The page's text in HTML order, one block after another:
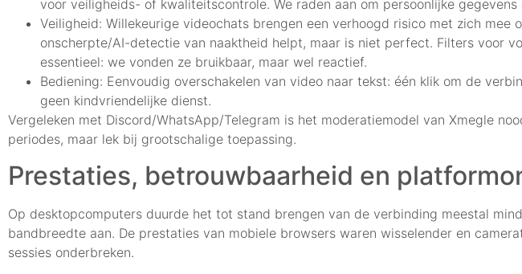
voor veiligheids- of kwaliteitscontrole. We raden aan om persoonlijke
Veiligheid: Willekeurige videochats brengen een verhoogd risico met zich
onscherpte/AI-detectie van naaktheid helpt, maar is niet perfect. Filters voor
essentieel: we vonden ze bruikbaar, maar wel reactief.
Bediening: Eenvoudig overschakelen van video naar tekst: één klik om de
geen kindvriendelijke dienst.
Vergeleken met Discord/WhatsApp/Telegram is het moderatiemodel van Xmegle
periodes, maar lek bij grootschalige toepassing.
Prestaties, betrouwbaarheid en
Op desktopcomputers duurde het tot stand brengen van de verbinding meestal
bandbreedte aan. De prestaties van mobiele browsers waren wisselender en
sessies onderbreken.